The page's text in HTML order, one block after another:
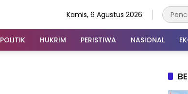
Kamis, 6 Agustus 2026
POLITIK HUKRIM PERISTIWA NASIONAL